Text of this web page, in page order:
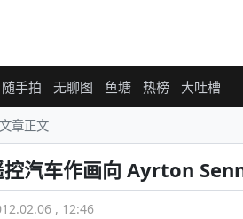
随手拍 无聊图 鱼塘 热榜 大吐槽
文章正文
控汽车作画向 Ayrton
, 12:46